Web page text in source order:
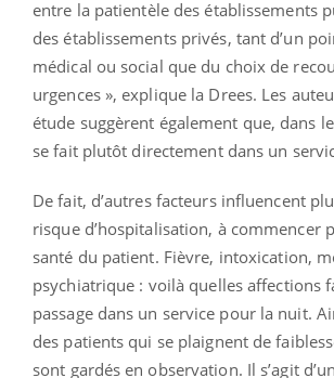
entre la patientèle des établissements
des établissements privés, tant d’un
médical ou social que du choix de
urgences », explique la Drees. Les
étude suggèrent également que, dans
se fait plutôt directement dans un
De fait, d’autres facteurs influencent
risque d’hospitalisation, à commencer
santé du patient. Fièvre, intoxication,
psychiatrique : voilà quelles affections
passage dans un service pour la nuit.
des patients qui se plaignent de
sont gardés en observation. Il s’agit